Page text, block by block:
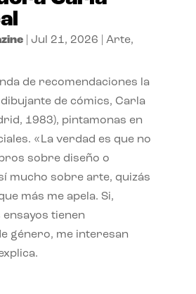
| Jul 21, 2026 Arte,
de recomendaciones la
de cómics, Carla
1983), pintamonas en
«La verdad es que no
sobre diseño o
mucho sobre arte, quizás
más me apela. Si,
ensayos tienen
género, me interesan